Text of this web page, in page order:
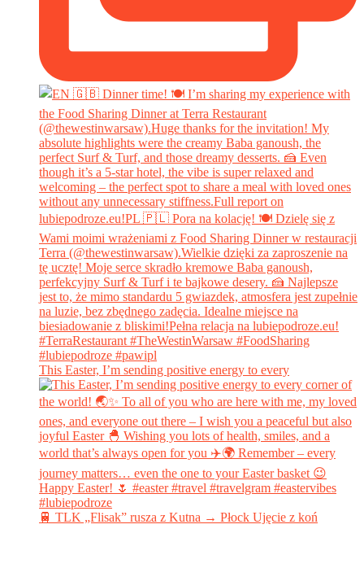
This Easter, I’m sending positive energy to every
🚆 TLK „Flisak” rusza z Kutna → Płock Ujęcie z koń